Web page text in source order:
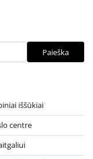
Paieška
iššūkiai
centre